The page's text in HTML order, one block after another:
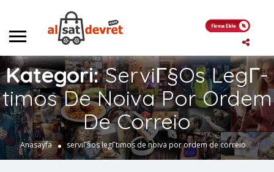
Kategori:ServiГ§os LegГ­
Timos De Noiva Por Ordem
De Correio
Anasayfa serviГ§os legГ­timos de noiva por ordem de correio